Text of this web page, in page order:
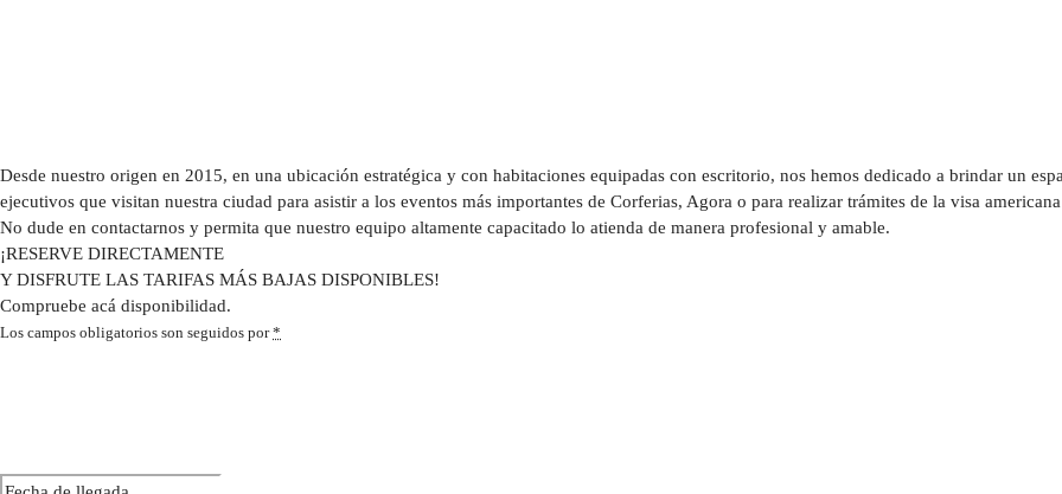
Desde nuestro origen en 2015, en una ubicación estratégica y con habitaciones equipadas con escritorio, nos hemos dedicado a brindar un
ejecutivos que visitan nuestra ciudad para asistir a los eventos más importantes de Corferias, Agora o para realizar trámites de la visa
No dude en contactarnos y permita que nuestro equipo altamente capacitado lo atienda de manera profesional y amable.
¡RESERVE DIRECTAMENTE
Y DISFRUTE LAS TARIFAS MÁS BAJAS DISPONIBLES!
Compruebe acá disponibilidad.
Los campos obligatorios son seguidos por*